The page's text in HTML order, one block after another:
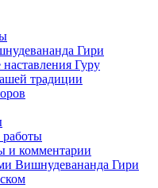
Гири
Гуру
традиции
работы
и комментарии
Вишнудевананда Гири